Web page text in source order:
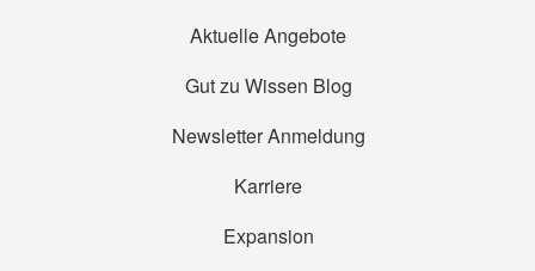
Aktuelle Angebote
Gut zu Wissen Blog
Newsletter Anmeldung
Karriere
Expansion